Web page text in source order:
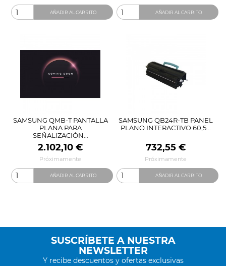
AÑADIR AL CARRITO AÑADIR AL CARRITO
SAMSUNG QMB-T PANTALLA
PLANA PARA
SEÑALIZACIÓN...
Precio
2.102,10 €
Próximamente
AÑADIR AL CARRITO
SAMSUNG QB24R-TB PANEL
PLANO INTERACTIVO 60,5...
Precio
732,55 €
Próximamente
AÑADIR AL CARRITO
SUSCRÍBETE A NUESTRA
NEWSLETTER
Y recibe descuentos y ofertas exclusivas